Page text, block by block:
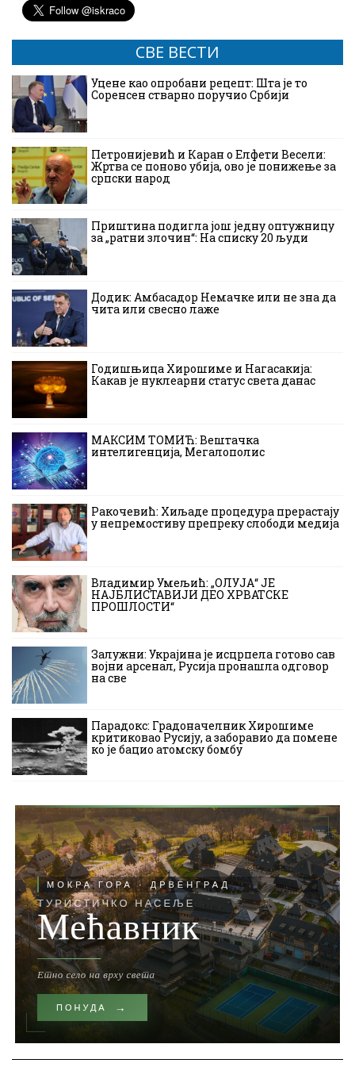
СВЕ ВЕСТИ
Уцене као опробани рецепт: Шта је то
Соренсен стварно поручио Србији
Петронијевић и Каран о Елфети Весели:
Жртва се поново убија, ово је понижење за
српски народ
Приштина подигла још једну оптужницу
за „ратни злочин“: На списку 20 људи
Додик: Амбасадор Немачке или не зна да
чита или свесно лаже
Годишњица Хирошиме и Нагасакија:
Какав је нуклеарни статус света данас
МАКСИМ ТОМИЋ: Вештачка
интелигенција, Мегалополис
Ракочевић: Хиљаде процедура прерастају
у непремостиву препреку слободи медија
Владимир Умељић: „ОЛУЈА“ ЈЕ
НАЈБЛИСТАВИЈИ ДЕО ХРВАТСКЕ
ПРОШЛОСТИ“
Залужни: Украјина је исцрпела готово сав
војни арсенал, Русија пронашла одговор
на све
Парадокс: Градоначелник Хирошиме
критиковао Русију, а заборавио да помене
ко је бацио атомску бомбу